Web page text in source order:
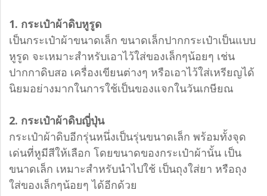
1. กระเป๋าผ้าดิบหูรูด
เป็นกระเป๋าผ้าขนาดเล็ก ขนาดเล็กปากกระเป๋าเป็นแบบ
หูรูด จะเหมาะสำหรับเอาไว้ใส่ของเล็กๆน้อยๆ เช่น
ปากกาดิบสอ เครื่องเขียนต่างๆ หรือเอาไว้ใส่เหรียญได้
นิยมอย่างมากในการใช้เป็นของแจกในวันเกษียณ
2. กระเป๋าผ้าดิบญี่ปุ่น
กระเป๋าผ้าดิบอีกรุ่นหนึ่งเป็นรุ่นขนาดเล็ก พร้อมทั้งจุด
เด่นที่หูมีสีให้เลือก โดยขนาดของกระเป๋าผ้านั้น เป็น
ขนาดเล็ก เหมาะสำหรับนำไปใช้ เป็นถุงใส่ยา หรือถุง
ใส่ของเล็กๆน้อยๆ ได้อีกด้วย